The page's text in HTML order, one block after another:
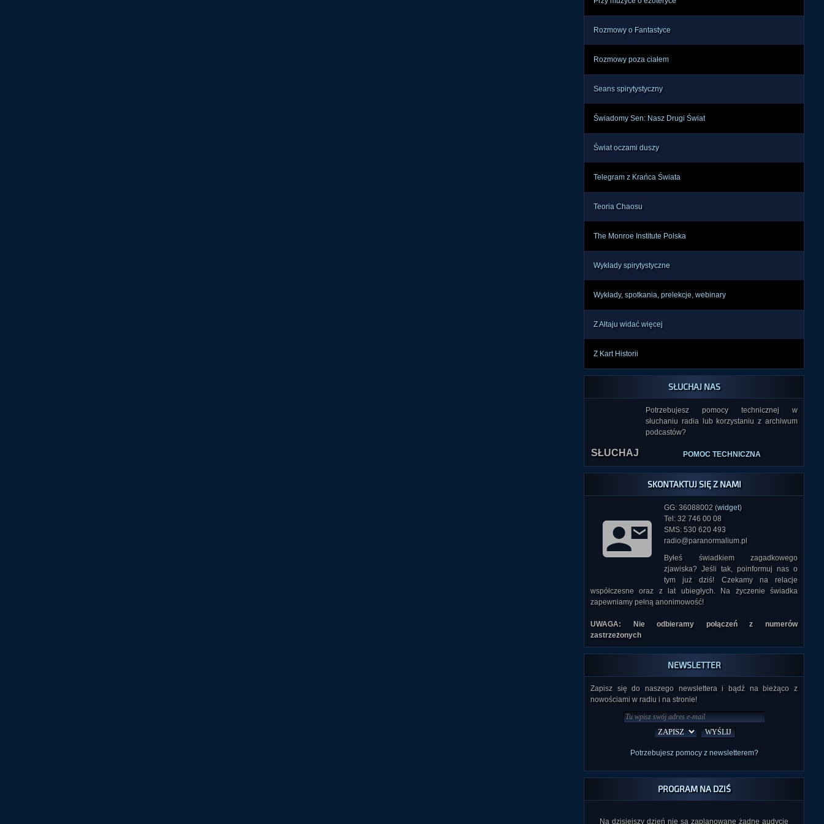
Rozmowy o Fantastyce
Rozmowy poza ciałem
Seans spirytystyczny
Świadomy Sen: Nasz Drugi Świat
Świat oczami duszy
Telegram z Krańca Świata
Teoria Chaosu
The Monroe Institute Polska
Wykłady spirytystyczne
Wykłady, spotkania, prelekcje, webinary
Z Ałtaju widać więcej
Z Kart Historii
SŁUCHAJ NAS
Potrzebujesz pomocy technicznej w
słuchaniu radia lub korzystaniu z archiwum
podcastów?
POMOC TECHNICZNA
SKONTAKTUJ SIĘ Z NAMI
GG: 36088002 (widget)
Tel: 32 746 00 08
SMS: 530 620 493
radio@paranormalium.pl
Byłeś świadkiem zagadkowego
zjawiska? Jeśli tak, poinformuj nas o
tym już dziś! Czekamy na relacje
współczesne oraz z lat ubiegłych. Na życzenie świadka
zapewniamy pełną anonimowość!
UWAGA: Nie odbieramy połączeń z numerów
zastrzeżonych
NEWSLETTER
Zapisz się do naszego newslettera i bądź na bieżąco z
nowościami w radiu i na stronie!
Potrzebujesz pomocy z newsletterem?
PROGRAM NA DZIŚ
Na dzisiejszy dzień nie są zaplanowane żadne audycje